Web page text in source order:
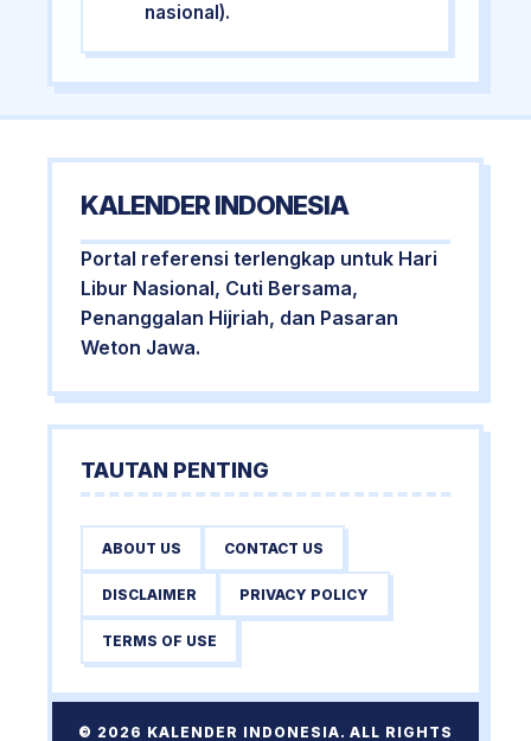
nasional).
KALENDER INDONESIA
Portal referensi terlengkap untuk Hari
Libur Nasional, Cuti Bersama,
Penanggalan Hijriah, dan Pasaran
Weton Jawa.
TAUTAN PENTING
ABOUT US CONTACT US
DISCLAIMER PRIVACY POLICY
TERMS OF USE
© 2026 KALENDER INDONESIA. ALL RIGHTS